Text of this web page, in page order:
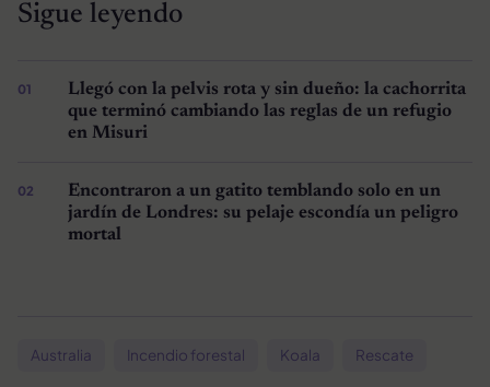
Sigue leyendo
Llegó con la pelvis rota y sin dueño: la cachorrita
que terminó cambiando las reglas de un refugio
en Misuri
Encontraron a un gatito temblando solo en un
jardín de Londres: su pelaje escondía un peligro
mortal
Australia Incendio forestal Koala Rescate